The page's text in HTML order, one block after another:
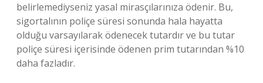
belirlemediyseniz yasal mirasçılarınıza ödenir. Bu,
sigortalının poliçe süresi sonunda hala hayatta
olduğu varsayılarak ödenecek tutardır ve bu tutar
poliçe süresi içerisinde ödenen prim tutarından %10
daha fazladır.